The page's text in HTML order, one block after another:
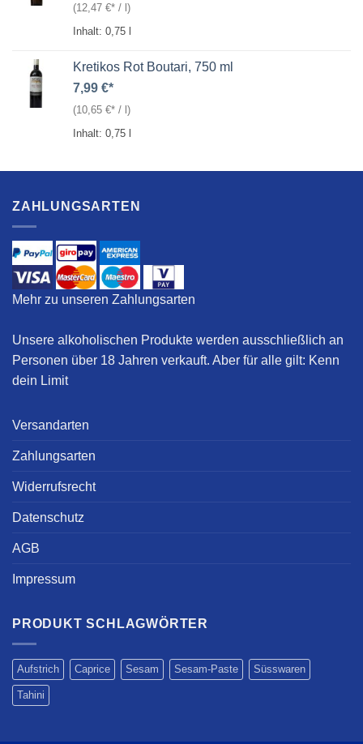
(12,47 € / )
Inhalt: 0,75
Kretikos Rot Boutari, 750 ml
7,99 €
(10,65 € / l)
Inhalt: 0,75
ZAHLUNGSARTEN
Mehr zu unseren Zahlungsarten
Unsere alkoholischen Produkte werden ausschließlich an
Personen über 18 Jahren verkauft. Aber für alle gilt: Kenn
dein Limit
Versandarten
Zahlungsarten
Widerrufsrecht
Datenschutz
AGB
Impressum
PRODUKT SCHLAGWÖRTER
Aufstrich Caprice Sesam Sesam-Paste Süsswaren
Tahini